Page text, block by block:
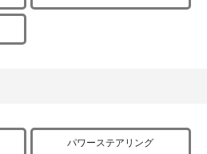
パワーステアリング